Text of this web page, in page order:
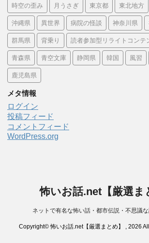
時空の歪み 月うさぎ 東京都 東北地方
沖縄県 異世界 病院の怪談 神奈川県
群馬県 背乗り 読者参加型リライトコンテ
青森県 青空文庫 静岡県 韓国 風習
鹿児島県
メタ情報
ログイン
投稿フィード
コメントフィード
WordPress.org
怖いお話.net【厳選ま
ネットで有名な怖い話・都市伝説・不思議
Copyright© 怖いお話.net【厳選まとめ】 , 2026